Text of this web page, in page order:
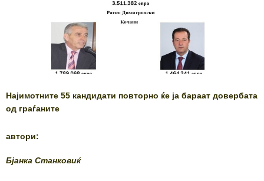
Најимотните 55 кандидати повторно ќе ја бараат довербата
од граѓаните
автори:
Бјанка Станковиќ